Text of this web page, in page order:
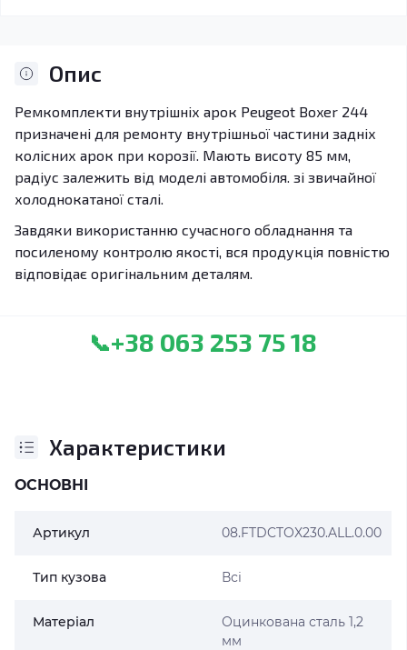
Опис
Ремкомплекти внутрішніх арок Peugeot Boxer 244
призначені для ремонту внутрішньої частини задніх
колісних арок при корозії. Мають висоту 85 мм,
радіус залежить від моделі автомобіля. зі звичайної
холоднокатаної сталі.
Завдяки використанню сучасного обладнання та
посиленому контролю якості, вся продукція повністю
відповідає оригінальним деталям.
📞+38 063 253 75 18
Характеристики
ОСНОВНІ
Артикул 08.FTDCTOX230.ALL.0.00
Тип кузова Всі
Матеріал
Оцинкована сталь 1,2
мм